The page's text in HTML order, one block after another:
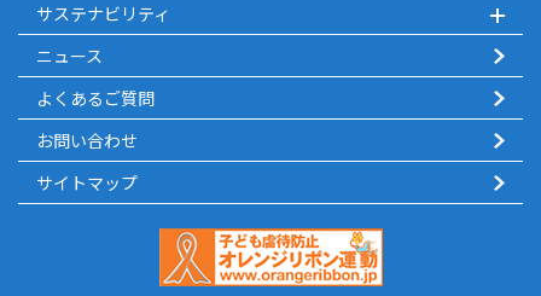
サステナビリティ
ニュース
よくあるご質問
お問い合わせ
サイトマップ